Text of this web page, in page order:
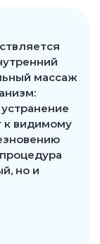
массаж
к видимому
но и